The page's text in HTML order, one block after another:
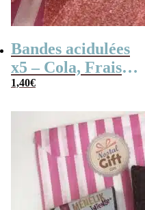
Bandes acidulées
x5 – Cola, Fraise,
Framboise,
couleurs
1,40€